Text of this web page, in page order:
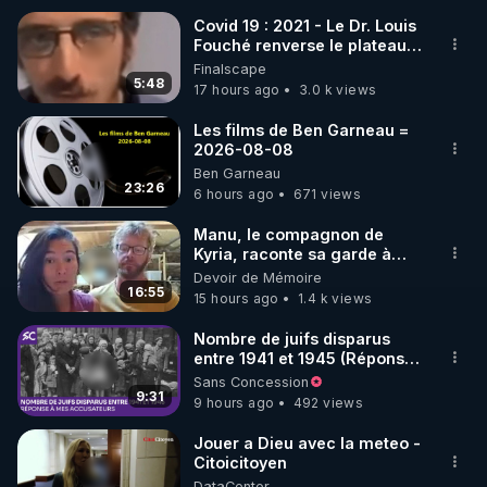
🌱 INSTAGRAM
https://www.instagram.com/rdlr_thierrycasasnovas/
http://rgnr.li/instagram
🌱 LA NEWSLETTER
Pour ne pas rater l’actualité RGNR (stages,
http://rgnr.li/news
🌱 VIDÉOS NON CENSURÉES SUR ODYSEE
Toutes les vidéos Youtube sont aussi sur la
http://rgnr.li/odysee
🌱 LES STAGES EN PRÉSENTIEL
5:48
Covid 19 : 2021 - Le Dr. Louis
Fouché renverse le plateau
de CNews !
Finalscape
17 hours ago
3.0 k views
23:26
Les films de Ben Garneau =
2026-08-08
Ben Garneau
6 hours ago
671 views
16:55
Manu, le compagnon de
Kyria, raconte sa garde à
vue musclée. PARTAGEZ!
Devoir de Mémoire
15 hours ago
1.4 k views
9:31
Nombre de juifs disparus
entre 1941 et 1945 (Réponse
à mes accusateurs)
Sans Concession
9 hours ago
492 views
Jouer a Dieu avec la meteo -
Citoicitoyen